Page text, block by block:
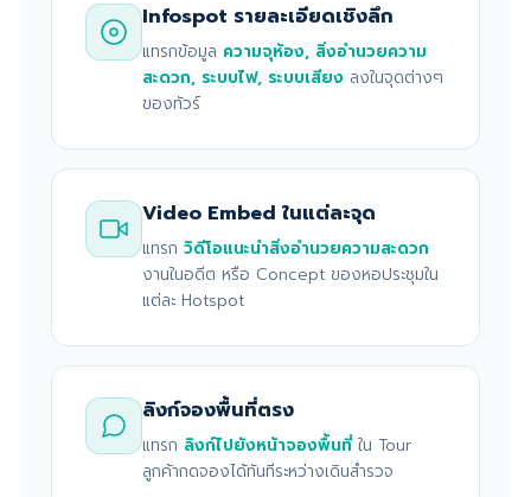
Infospot รายละเอียดเชิงลึก
แทรกข้อมูล ความจุห้อง, สิ่งอำนวยความ
สะดวก, ระบบไฟ, ระบบเสียง ลงในจุดต่างๆ
ของทัวร์
Video Embed ในแต่ละจุด
แทรก วิดีโอแนะนำสิ่งอำนวยความสะดวก
งานในอดีต หรือ Concept ของหอประชุมใน
แต่ละ Hotspot
ลิงก์จองพื้นที่ตรง
แทรก ลิงก์ไปยังหน้าจองพื้นที่ ใน Tour
ลูกค้ากดจองได้ทันทีระหว่างเดินสำรวจ